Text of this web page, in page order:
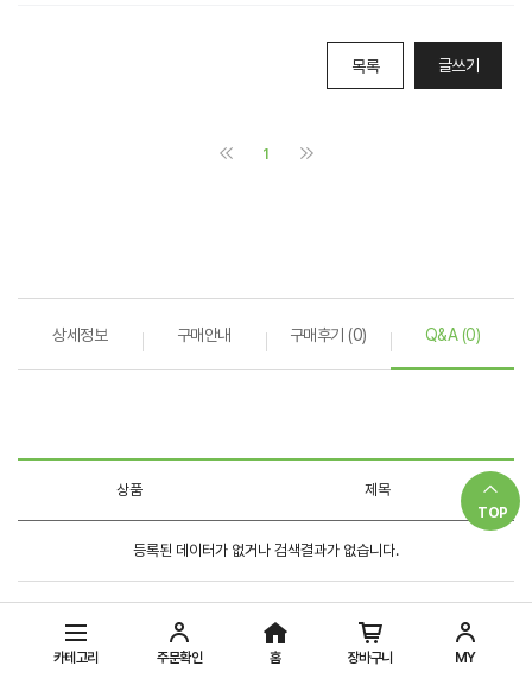
상세정보 구매안내 구매후기 (0) Q&A (0)
카테고리 주문확인 홈 장바구니 MY
TOP